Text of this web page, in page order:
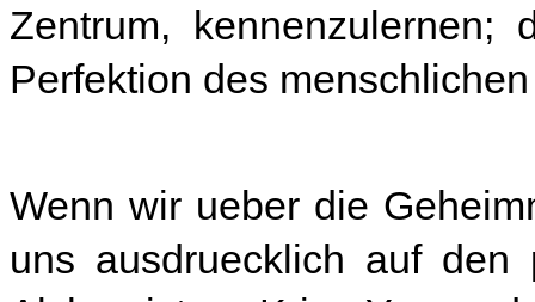
Zentrum,
Perfektion des
Wenn wir ueber die
uns ausdruecklich auf den